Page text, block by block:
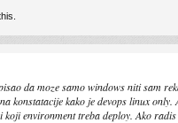
da moze samo windows niti sam
konstatacije kako je devops linux
koji environment treba deploy. Ako